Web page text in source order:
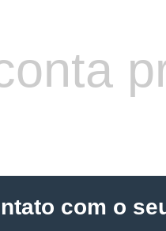
com o